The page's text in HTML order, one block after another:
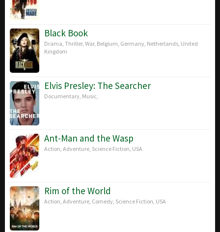
Black Book
Drama Thriller, War, Belgium Germany Netherlands United
Kingdom
Elvis Presley: The Searcher
Documentary Music
Ant-Man and the Wasp
Action Adventure Science Fiction USA
Rim of the World
Action Adventure Comedy Science Fiction USA